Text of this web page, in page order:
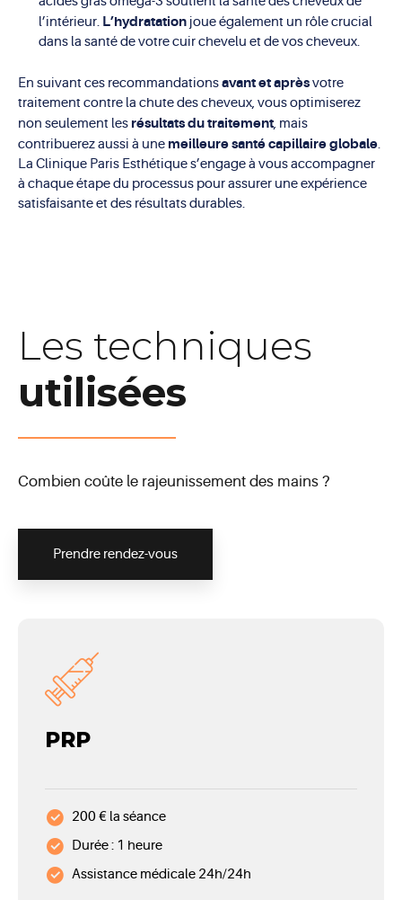
l’intérieur. L’hydratation joue également un rôle crucial
dans la santé de votre cuir chevelu et de vos cheveux.
En suivant ces recommandationsavant et aprèsvotre
traitement contre la chute des cheveux, vous optimiserez
non seulement les résultats du traitement, mais
contribuerez aussi à une meilleure santé capillaire globale.
La Clinique Paris Esthétique s’engage à vous accompagner
à chaque étape du processus pour assurer une expérience
satisfaisante et des résultats durables.
Les techniques
utilisées
Combien coûte le rajeunissement des mains ?
Prendre rendez-vous
PRP
200 € la séance
Durée : 1 heure
Assistance médicale 24h/24h